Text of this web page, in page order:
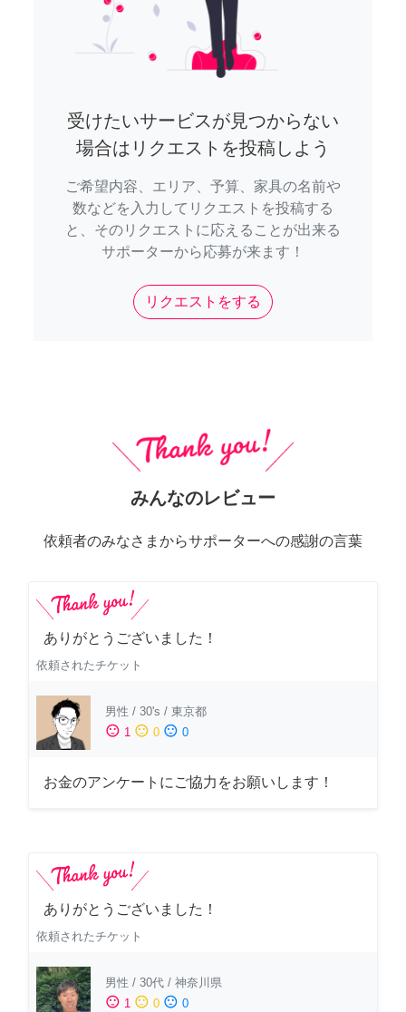
受けたいサービスが見つからない
場合はリクエストを投稿しよう
ご希望内容、エリア、予算、家具の名前や
数などを入力してリクエストを投稿する
と、そのリクエストに応えることが出来る
サポーターから応募が来ます！
リクエストをする
みんなのレビュー
依頼者のみなさまからサポーターへの感謝の言葉
ありがとうございました！
依頼されたチケット
男性 / 30's / 東京都
sentiment_satisfied 1 sentiment_neutral 0 sentiment_dissatisfied 0
お金のアンケートにご協力をお願いします！
ありがとうございました！
依頼されたチケット
男性 / 30代 / 神奈川県
sentiment_satisfied 1 sentiment_neutral 0 sentiment_dissatisfied 0